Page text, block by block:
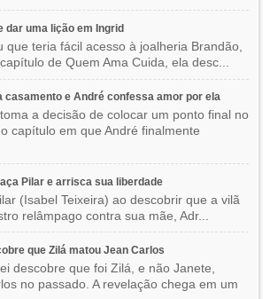
dar uma lição em Ingrid
que teria fácil acesso à joalheria Brandão,
de Quem Ama Cuida, ela desc...
casamento e André confessa amor por ela
a decisão de colocar um ponto final no
capítulo em que André finalmente
Pilar e arrisca sua liberdade
(Isabel Teixeira) ao descobrir que a vilã
relâmpago contra sua mãe, Adr...
que Zilá matou Jean Carlos
descobre que foi Zilá, e não Janete,
no passado. A revelação chega em um